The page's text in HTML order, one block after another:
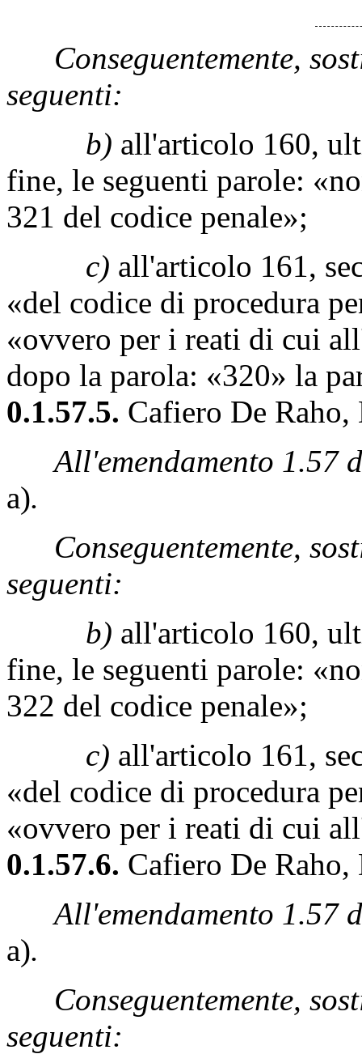
Conseguentemente,
seguenti:
b) all'articolo 160,
fine, le seguenti parole:
321 del codice penale»;
c) all'articolo 161,
«del codice di procedura
«ovvero per i reati di cui
dopo la parola: «320» la
0.1.57.5. Cafiero De
All'emendamento 1.57
a).
Conseguentemente,
seguenti:
b) all'articolo 160,
fine, le seguenti parole:
322 del codice penale»;
c) all'articolo 161,
«del codice di procedura
«ovvero per i reati di cui
0.1.57.6. Cafiero De
All'emendamento 1.57
a).
Conseguentemente,
seguenti: